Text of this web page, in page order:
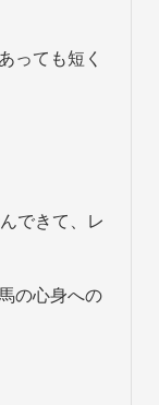
っても短く
できて、レ
の心身への